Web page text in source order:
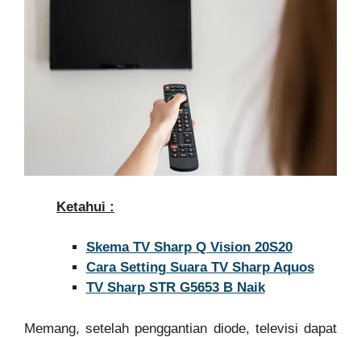
Ketahui :
Skema TV Sharp Q Vision 20S20
Cara Setting Suara TV Sharp Aquos
TV Sharp STR G5653 B Naik
Memang, setelah penggantian diode, televisi dapat